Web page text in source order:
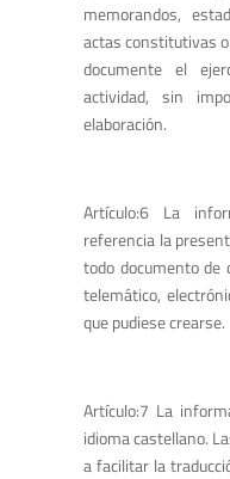
memorandos,
actas constitutivas
documente el
actividad, sin
elaboración.
Artículo:6 La
referencia la
todo documento de
telemático,
que pudiese crearse.
Artículo:7 La
idioma castellano.
a facilitar la